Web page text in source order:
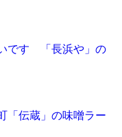
です 「長浜や」の
伝蔵」の味噌ラー